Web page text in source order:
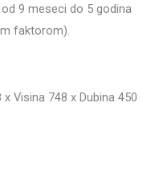
9 meseci do 5 godina
faktorom).
Visina 748 x Dubina 450